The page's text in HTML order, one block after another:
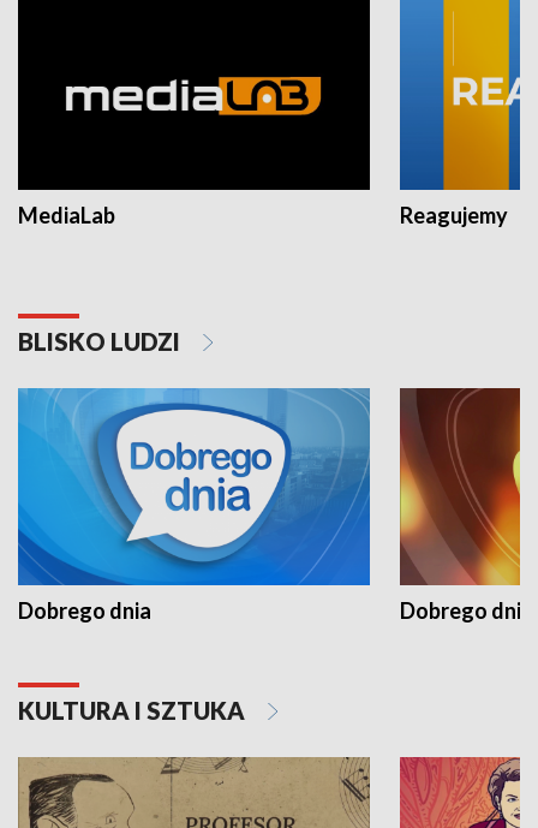
MediaLab Reagujemy
BLISKO LUDZI
Dobrego dnia Dobrego dnia
KULTURA I SZTUKA